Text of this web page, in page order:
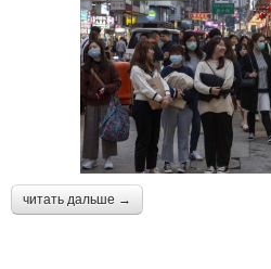
читать дальше →